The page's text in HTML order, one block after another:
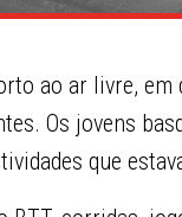
ao ar livre,
Os jovens
que